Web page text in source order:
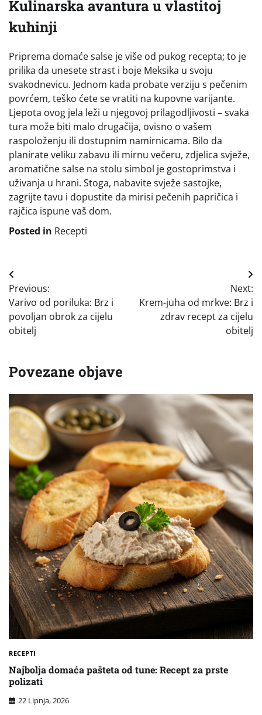
Kulinarska avantura u vlastitoj
kuhinji
Priprema domaće salse je više od pukog recepta; to je
prilika da unesete strast i boje Meksika u svoju
svakodnevicu. Jednom kada probate verziju s pečenim
povrćem, teško ćete se vratiti na kupovne varijante.
Ljepota ovog jela leži u njegovoj prilagodljivosti – svaka
tura može biti malo drugačija, ovisno o vašem
raspoloženju ili dostupnim namirnicama. Bilo da
planirate veliku zabavu ili mirnu večeru, zdjelica svježe,
aromatične salse na stolu simbol je gostoprimstva i
uživanja u hrani. Stoga, nabavite svježe sastojke,
zagrijte tavu i dopustite da mirisi pečenih papričica i
rajčica ispune vaš dom.
Posted in Recepti
Navigacija
objava
Previous:
Varivo od poriluka: Brz i
povoljan obrok za cijelu
obitelj
Next:
Krem-juha od mrkve: Brz i
zdrav recept za cijelu
obitelj
Povezane objave
RECEPTI
Najbolja domaća pašteta od tune: Recept za prste
polizati
22 Lipnja, 2026